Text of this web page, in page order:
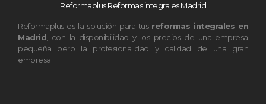
Reformaplus Reformas integrales Madrid
Reformaplus es la solución para tus reformas integrales en
Madrid , con la disponibilidad y los precios de una empresa
pequeña pero la profesionalidad y calidad de una gran
empresa.